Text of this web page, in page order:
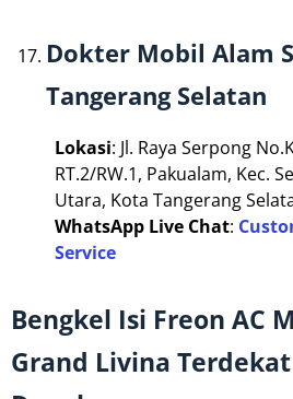
Dokter Mobil Alam
Tangerang Selatan
Lokasi: Jl. Raya Serpong
RT.2/RW.1, Pakualam, Kec.
Utara, Kota Tangerang
WhatsApp Live Chat:
Service
Bengkel Isi Freon AC
Grand Livina